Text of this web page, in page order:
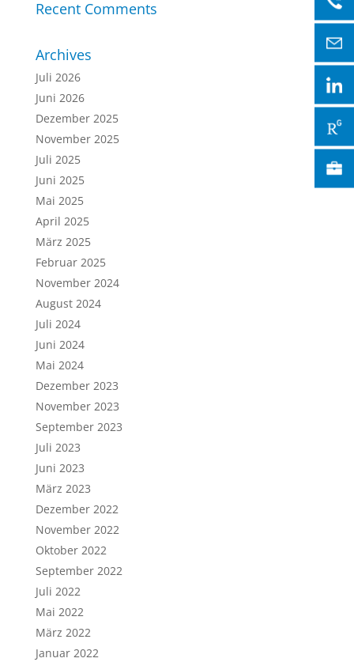
Recent Comments
Archives
Juli 2026
Juni 2026
Dezember 2025
November 2025
Juli 2025
Juni 2025
Mai 2025
April 2025
März 2025
Februar 2025
November 2024
August 2024
Juli 2024
Juni 2024
Mai 2024
Dezember 2023
November 2023
September 2023
Juli 2023
Juni 2023
März 2023
Dezember 2022
November 2022
Oktober 2022
September 2022
Juli 2022
Mai 2022
März 2022
Januar 2022